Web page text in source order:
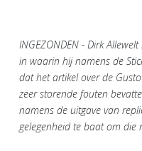
INGEZONDEN - Dirk
in waarin hij namens de
dat het artikel over de
zeer storende fouten
namens de uitgave van
gelegenheid te baat om die